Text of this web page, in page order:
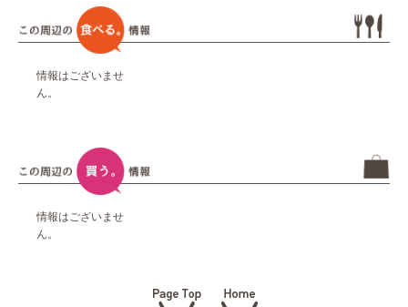
情報はございませ
ん。
情報はございませ
ん。